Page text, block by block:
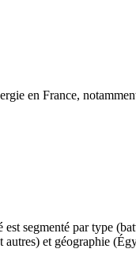
en France,
segmenté par type
autres) et géographie